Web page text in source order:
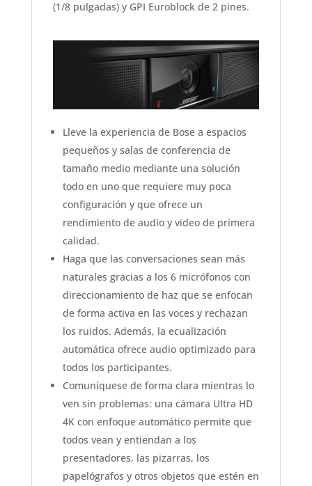
(1/8 pulgadas) y GPI Euroblock de 2 pines.
Lleve la experiencia de Bose a espacios
pequeños y salas de conferencia de
tamaño medio mediante una solución
todo en uno que requiere muy poca
configuración y que ofrece un
rendimiento de audio y video de primera
calidad.
Haga que las conversaciones sean más
naturales gracias a los 6 micrófonos con
direccionamiento de haz que se enfocan
de forma activa en las voces y rechazan
los ruidos. Además, la ecualización
automática ofrece audio optimizado para
todos los participantes.
Comuníquese de forma clara mientras lo
ven sin problemas: una cámara Ultra HD
4K con enfoque automático permite que
todos vean y entiendan a los
presentadores, las pizarras, los
papelógrafos y otros objetos que estén en